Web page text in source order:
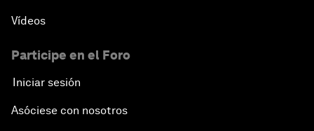
Vídeos
Participe en el Foro
Iniciar sesión
Asóciese con nosotros